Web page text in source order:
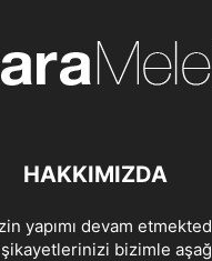
HAKKIMIZDA
yapımı devam
bizimle